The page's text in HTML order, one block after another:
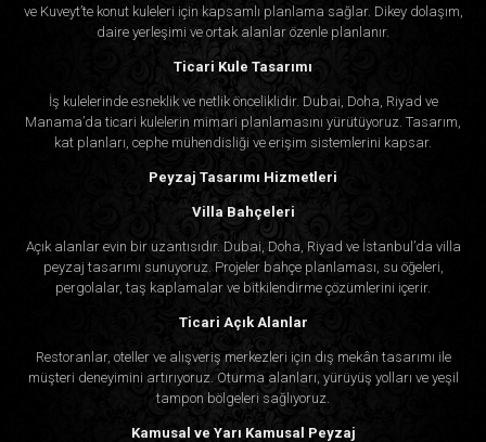
ve Kuveyt’te konut kuleleri için kapsamlı planlama sağlar. Dikey dolaşım,
daire yerleşimi ve ortak alanlar özenle planlanır.
Ticari Kule Tasarımı
İş kulelerinde esneklik ve netlik önceliklidir. Dubai, Doha, Riyad ve
Manama’da ticari kulelerin mimari planlamasını yürütüyoruz. Tasarım,
kat planları, cephe mühendisliği ve erişim sistemlerini kapsar.
Peyzaj Tasarımı Hizmetleri
Villa Bahçeleri
Açık alanlar evin bir uzantısıdır. Dubai, Doha, Riyad ve İstanbul’da villa
peyzaj tasarımı sunuyoruz. Projeler bahçe planlaması, su öğeleri,
pergolalar, taş kaplamalar ve bitkilendirme çözümlerini içerir.
Ticari Açık Alanlar
Restoranlar, oteller ve alışveriş merkezleri için dış mekân tasarımı ile
müşteri deneyimini artırıyoruz. Oturma alanları, yürüyüş yolları ve yeşil
tampon bölgeleri sağlıyoruz.
Kamusal ve Yarı Kamusal Peyzaj